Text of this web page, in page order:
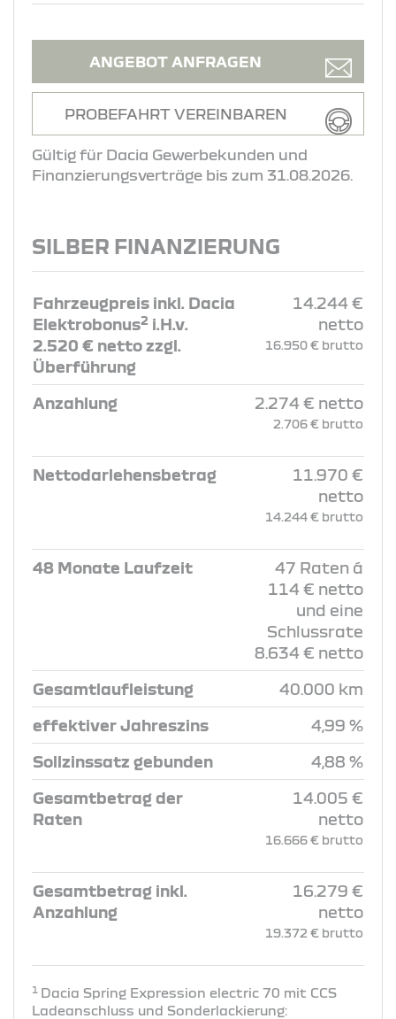
ANGEBOT ANFRAGEN
PROBEFAHRT VEREINBAREN
Gültig für Dacia Gewerbekunden und
Finanzierungsverträge bis zum 31.08.2026.
SILBER FINANZIERUNG
Fahrzeugpreis inkl. Dacia
Elektrobonus2 i.H.v.
2.520 € netto zzgl.
Überführung
14.244 €
netto
16.950 € brutto
Anzahlung 2.274 € netto
2.706 € brutto
Nettodarlehensbetrag
11.970 €
netto
14.244 € brutto
48 Monate Laufzeit
47 Raten á
114 € netto
und eine
Schlussrate
8.634 € netto
Gesamtlaufleistung 40.000 km
effektiver Jahreszins 4,99 %
Sollzinssatz gebunden 4,88 %
Gesamtbetrag der
Raten
14.005 €
netto
16.666 € brutto
Gesamtbetrag inkl.
Anzahlung
16.279 €
netto
19.372 € brutto
1 Dacia Spring Expression electric 70 mit CCS
Ladeanschluss und Sonderlackierung: